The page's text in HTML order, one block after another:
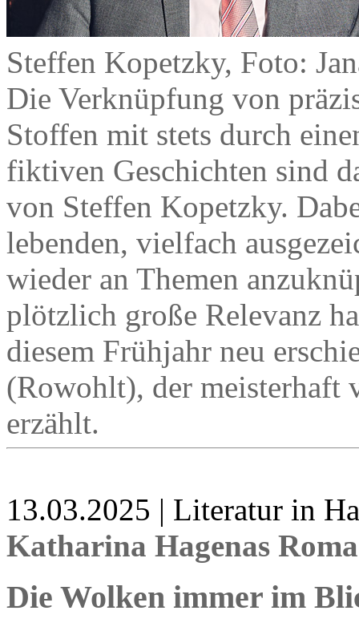
Steffen Kopetzky, Foto:
Die Verknüpfung von
Stoffen mit stets durch
fiktiven Geschichten sind
von Steffen Kopetzky.
lebenden, vielfach
wieder an Themen
plötzlich große Relevanz
diesem Frühjahr neu
(Rowohlt), der meisterhaft
erzählt.
13.03.2025 | Literatur in
Katharina Hagenas
Die Wolken immer im